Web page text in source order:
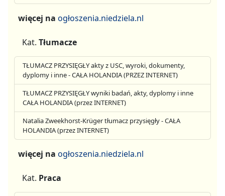
więcej na ogłoszenia.niedziela.nl
Kat. Tłumacze
TŁUMACZ PRZYSIĘGŁY akty z USC, wyroki, dokumenty,
dyplomy i inne - CAŁA HOLANDIA (PRZEZ INTERNET)
TŁUMACZ PRZYSIĘGŁY wyniki badań, akty, dyplomy i inne
CAŁA HOLANDIA (przez INTERNET)
Natalia Zweekhorst-Krüger tłumacz przysięgły - CAŁA
HOLANDIA (przez INTERNET)
więcej na ogłoszenia.niedziela.nl
Kat. Praca